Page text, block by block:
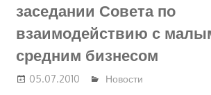
заседании Совета по
взаимодействию с
средним бизнесом
05.07.2010 Новости